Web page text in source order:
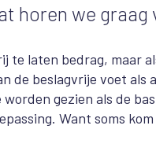
horen we graag
te laten bedrag, maar
de beslagvrije voet
gezien als de
Want soms